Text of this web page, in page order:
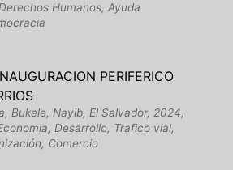
Humanos, Ayuda
PERIFERICO
Bukele, Nayib, El Salvador, 2024,
Desarrollo, Trafico vial,
Comercio